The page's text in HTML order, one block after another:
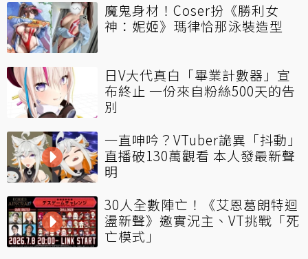
魔鬼身材！Coser扮《勝利女
神：妮姬》瑪律恰那泳裝造型
日V大代真白「畢業計數器」宣
布終止 一份來自粉絲500天的告
別
一直呻吟？VTuber詭異「抖動」
直播破130萬觀看 本人發最新聲
明
30人全數陣亡！《艾恩葛朗特迴
盪新聲》邀實況主、VT挑戰「死
亡模式」